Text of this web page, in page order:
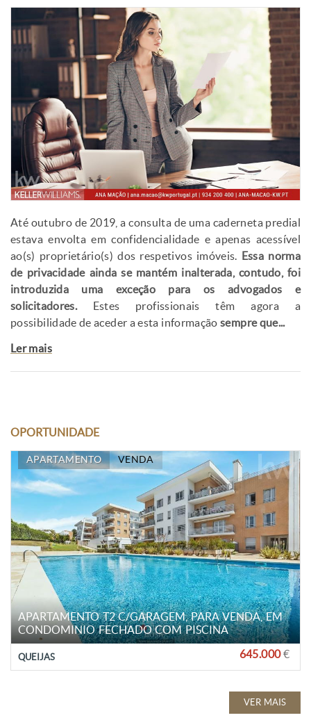
Até outubro de 2019, a consulta de uma caderneta predial
estava envolta em confidencialidade e apenas acessível
ao(s) proprietário(s) dos respetivos imóveis. Essa norma
de privacidade ainda se mantém inalterada, contudo, foi
introduzida uma exceção para os advogados e
solicitadores.Estes profissionais têm agora a
possibilidade de aceder a esta informaçãosempre que...
Ler mais
OPORTUNIDADE
APARTAMENTO VENDA
APARTAMENTO T2 C/GARAGEM, PARA VENDA, EM
CONDOMINIO FECHADO COM PISCINA
QUEIJAS 645.000€
VER MAIS